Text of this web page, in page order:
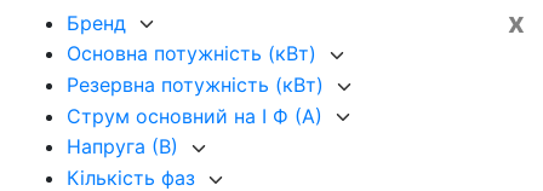
x
Бренд
Основна потужність (кВт)
Резервна потужність (кВт)
Струм основний на I Ф (А)
Напруга (В)
Кількість фаз